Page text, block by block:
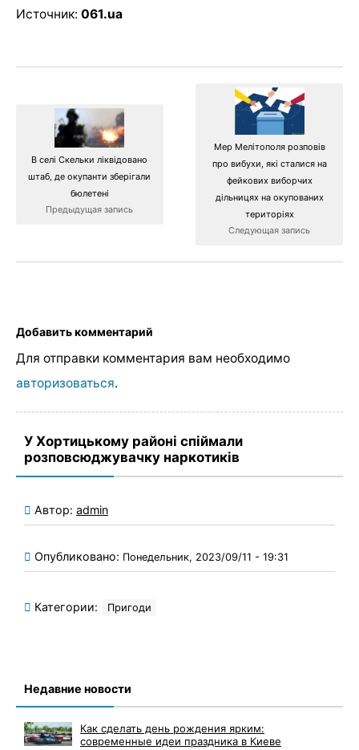
Источник: 061.ua
В селі Скельки ліквідовано
штаб, де окупанти зберігали
бюлетені
Предыдущая запись
Мер Мелітополя розповів
про вибухи, які сталися на
фейкових виборчих
дільницях на окупованих
територіях
Следующая запись
Добавить комментарий
Для отправки комментария вам необходимо
авторизоваться.
У Хортицькому районі спіймали
розповсюджувачку наркотиків
Автор: admin
Опубликовано: Понедельник, 2023/09/11 - 19:31
Категории: Пригоди
Недавние новости
Как сделать день рождения ярким:
современные идеи праздника в Киеве